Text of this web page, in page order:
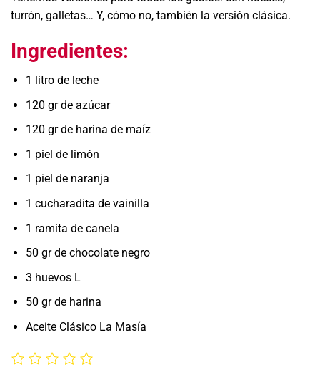
turrón, galletas… Y, cómo no, también la versión clásica.
Ingredientes:
1 litro de leche
120 gr de azúcar
120 gr de harina de maíz
1 piel de limón
1 piel de naranja
1 cucharadita de vainilla
1 ramita de canela
50 gr de chocolate negro
3 huevos L
50 gr de harina
Aceite Clásico La Masía